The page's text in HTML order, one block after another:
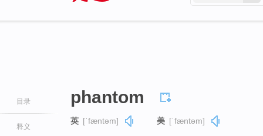
目录
释义
phantom
英 [ˈfæntəm] 美 [ˈfæntəm]